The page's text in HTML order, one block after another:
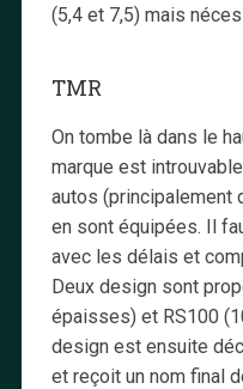
(5,4 et 7,5) mais
TMR
On tombe là dans le
marque est
autos (principalement
en sont équipées. Il
avec les délais et
Deux design sont
épaisses) et RS100
design est ensuite
et reçoit un nom final